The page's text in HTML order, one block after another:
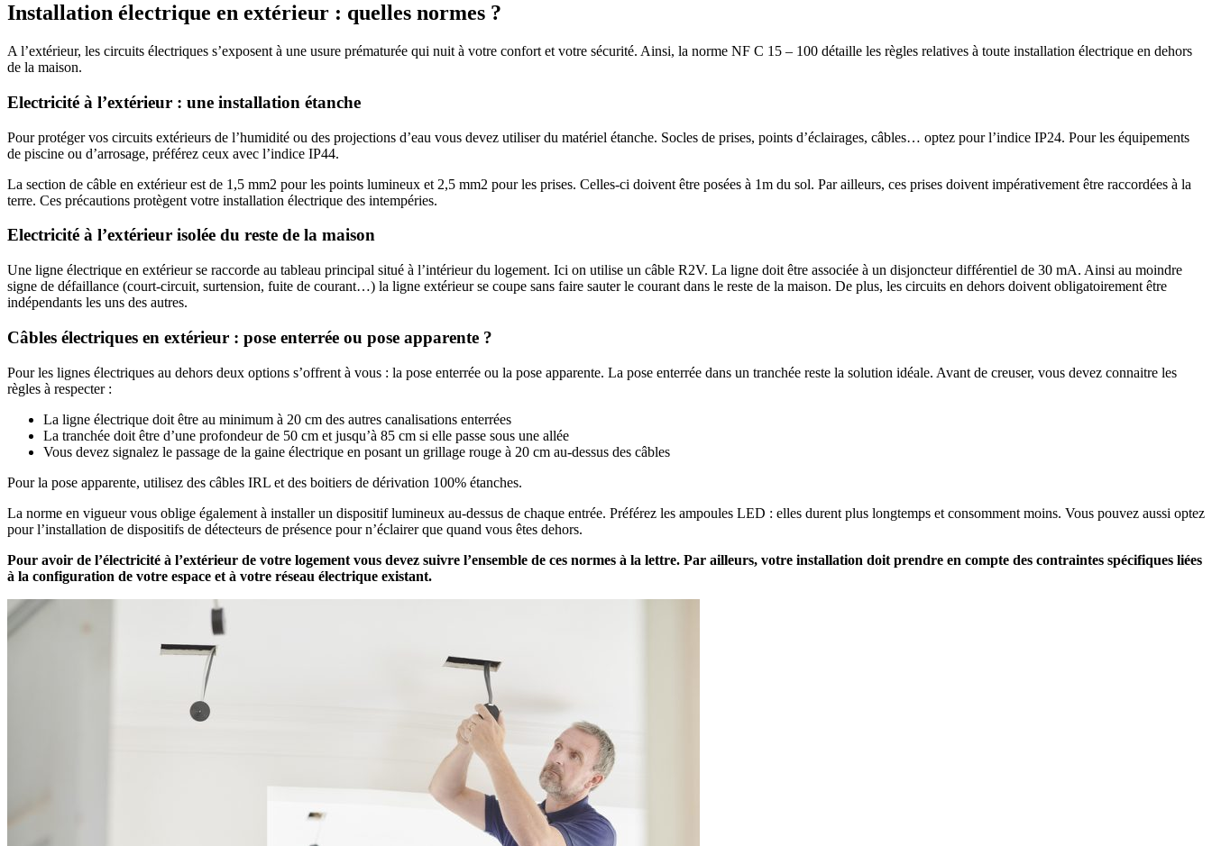
Installation électrique en extérieur : quelles normes ?
A l’extérieur, les circuits électriques s’exposent à une usure prématurée qui nuit à votre confort et votre sécurité. Ainsi, la norme NF C 15 – 100 détaille les règles relatives à toute installation électrique en dehors
de la maison.
Electricité à l’extérieur : une installation étanche
Pour protéger vos circuits extérieurs de l’humidité ou des projections d’eau vous devez utiliser du matériel étanche. Socles de prises, points d’éclairages, câbles… optez pour l’indice IP24. Pour les équipements
de piscine ou d’arrosage, préférez ceux avec l’indice IP44.
La section de câble en extérieur est de 1,5 mm2 pour les points lumineux et 2,5 mm2 pour les prises. Celles-ci doivent être posées à 1m du sol. Par ailleurs, ces prises doivent impérativement être raccordées à la
terre. Ces précautions protègent votre installation électrique des intempéries.
Electricité à l’extérieur isolée du reste de la maison
Une ligne électrique en extérieur se raccorde au tableau principal situé à l’intérieur du logement. Ici on utilise un câble R2V. La ligne doit être associée à un disjoncteur différentiel de 30 mA. Ainsi au moindre
signe de défaillance (court-circuit, surtension, fuite de courant…) la ligne extérieur se coupe sans faire sauter le courant dans le reste de la maison. De plus, les circuits en dehors doivent obligatoirement être
indépendants les uns des autres.
Câbles électriques en extérieur : pose enterrée ou pose apparente ?
Pour les lignes électriques au dehors deux options s’offrent à vous : la pose enterrée ou la pose apparente. La pose enterrée dans un tranchée reste la solution idéale. Avant de creuser, vous devez connaitre les
règles à respecter :
La ligne électrique doit être au minimum à 20 cm des autres canalisations enterrées
La tranchée doit être d’une profondeur de 50 cm et jusqu’à 85 cm si elle passe sous une allée
Vous devez signalez le passage de la gaine électrique en posant un grillage rouge à 20 cm au-dessus des câbles
Pour la pose apparente, utilisez des câbles IRL et des boitiers de dérivation 100% étanches.
La norme en vigueur vous oblige également à installer un dispositif lumineux au-dessus de chaque entrée. Préférez les ampoules LED : elles durent plus longtemps et consomment moins. Vous pouvez aussi optez
pour l’installation de dispositifs de détecteurs de présence pour n’éclairer que quand vous êtes dehors.
Pour avoir de l’électricité à l’extérieur de votre logement vous devez suivre l’ensemble de ces normes à la lettre. Par ailleurs, votre installation doit prendre en compte des contraintes spécifiques liées
à la configuration de votre espace et à votre réseau électrique existant.